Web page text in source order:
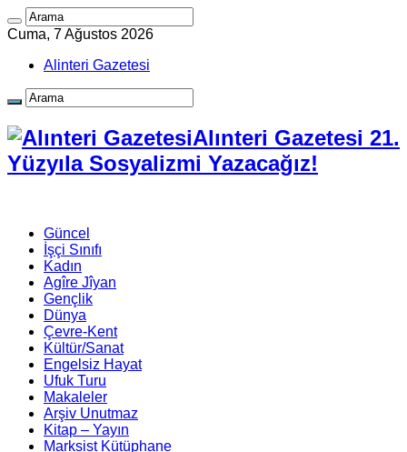
Cuma, 7 Ağustos 2026
Alinteri Gazetesi
Alınteri Gazetesi 21.
Yüzyıla Sosyalizmi Yazacağız!
Güncel
İşçi Sınıfı
Kadın
Agîre Jîyan
Gençlik
Dünya
Çevre-Kent
Kültür/Sanat
Engelsiz Hayat
Ufuk Turu
Makaleler
Arşiv Unutmaz
Kitap – Yayın
Marksist Kütüphane